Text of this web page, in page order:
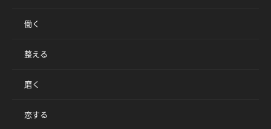
働く
整える
磨く
恋する